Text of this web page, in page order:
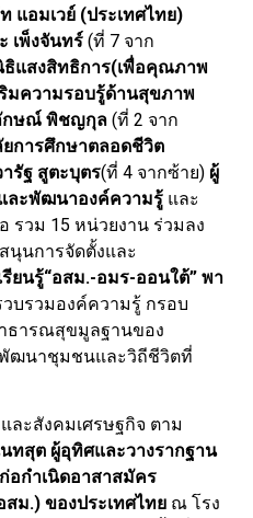
แอมเวย์ (ประเทศไทย)
เพ็งจันทร์(ที่ 7 จาก
แสงสิทธิการ(เพื่อคุณภาพ
มความรอบรู้ด้านสุขภาพ
กษณ์ พิชญกุล(ที่ 2 จาก
การศึกษาตลอดชีวิต
รัฐ สูตะบุตร(ที่ 4 จากซ้าย) ผู้
ละพัฒนาองค์ความรู้ และ
รวม 15 หน่วยงาน ร่วมลง
นการจัดตั้งและ
ยนรู้“อสม.-อมร-ออนใต้” พา
บรวมองค์ความรู้ กรอบ
ธารณสุขมูลฐานของ
พัฒนาชุมชนและวิถีชีวิตที่
ะสังคมเศรษฐกิจ ตาม
ทสุต ผู้อุทิศและวางรากฐาน
อกำเนิดอาสาสมัคร
ม.) ของประเทศไทย ณ โรง